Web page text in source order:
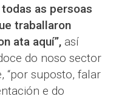
as persoas
traballaron
ata aquí”, así
do noso sector
“por suposto, falar
e do